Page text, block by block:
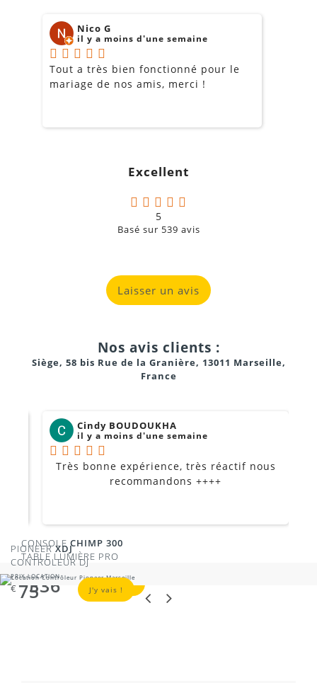
Nico G
il y a moins d'une semaine
Tout a très bien fonctionné pour le
mariage de nos amis, merci !
Excellent
5
Basé sur 539 avis
Laisser un avis
Nos avis clients :
Siège, 58 bis Rue de la Granière, 13011 Marseille,
France
Cindy BOUDOUKHA
il y a moins d'une semaine
Très bonne expérience, très réactif nous
recommandons ++++
CONSOLE CHIMP 300
TABLE LUMIÈRE PRO
€336 J'y vais !
PIONEERXDJ
CONTROLEUR DJ
PRIX LOCATION
€ 75 J'y vais !